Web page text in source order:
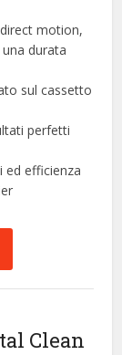
motion,
durata
sul cassetto
perfetti
ed efficienza
Clean